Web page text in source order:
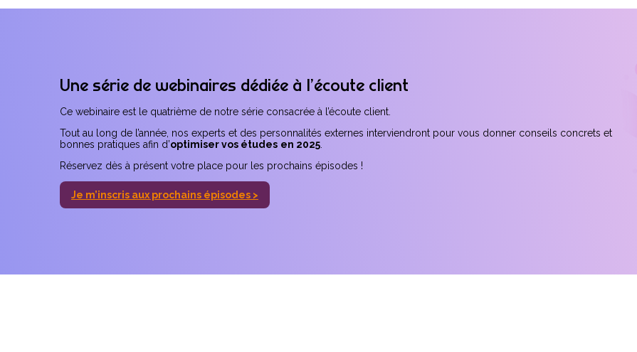
Une série de webinaires dédiée à l’écoute client
Ce webinaire est le quatrième de notre série consacrée à l’écoute client.
Tout au long de l’année, nos experts et des personnalités externes interviendront pour vous donner conseils concrets et
bonnes pratiques afin d’optimiser vos études en 2025
Réservez dès à présent votre place pour les prochains épisodes !
Je m’inscris aux prochains épisodes >